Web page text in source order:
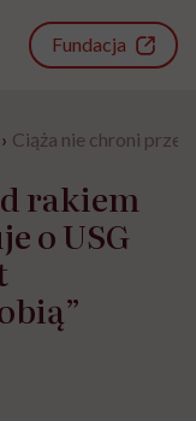
Fundacja
› Ciąża nie chroni
rakiem
o USG